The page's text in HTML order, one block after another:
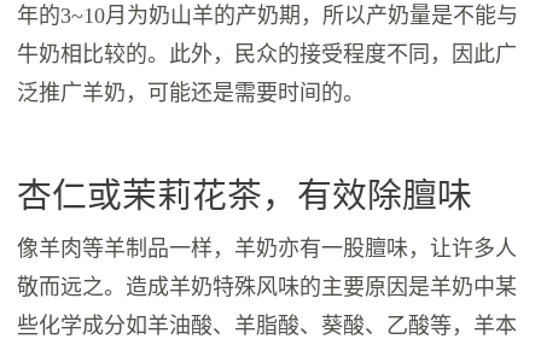
年的3~10月为奶山羊的产奶期，所以产奶量是不能与
牛奶相比较的。此外，民众的接受程度不同，因此广
泛推广羊奶，可能还是需要时间的。
杏仁或茉莉花茶，有效除膻味
像羊肉等羊制品一样，羊奶亦有一股膻味，让许多人
敬而远之。造成羊奶特殊风味的主要原因是羊奶中某
些化学成分如羊油酸、羊脂酸、葵酸、乙酸等，羊本